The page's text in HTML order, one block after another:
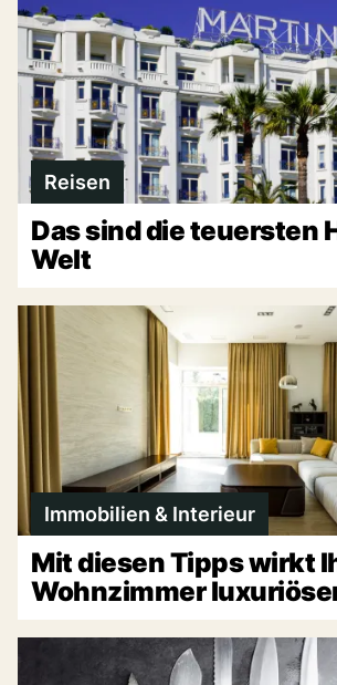
Reisen
Das sind die teuersten
Welt
Immobilien & Interieur
Mit diesen Tipps wirkt
Wohnzimmer